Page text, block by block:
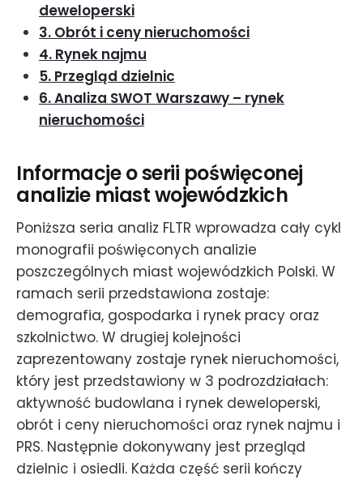
deweloperski
3. Obrót i ceny nieruchomości
4. Rynek najmu
5. Przegląd dzielnic
6. Analiza SWOT Warszawy – rynek
nieruchomości
Informacje o serii poświęconej
analizie miast wojewódzkich
Poniższa seria analiz FLTR wprowadza cały cykl
monografii poświęconych analizie
poszczególnych miast wojewódzkich Polski. W
ramach serii przedstawiona zostaje:
demografia, gospodarka i rynek pracy oraz
szkolnictwo. W drugiej kolejności
zaprezentowany zostaje rynek nieruchomości,
który jest przedstawiony w 3 podrozdziałach:
aktywność budowlana i rynek deweloperski,
obrót i ceny nieruchomości oraz rynek najmu i
PRS. Następnie dokonywany jest przegląd
dzielnic i osiedli. Każda część serii kończy